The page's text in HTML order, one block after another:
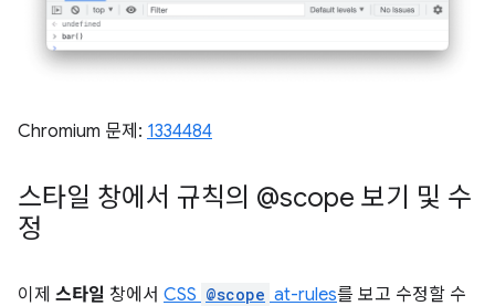
Chromium 문제: 1334484
스타일 창에서 규칙의 @scope 보기 및 수
정
이제 스타일 창에서 CSS @scope at-rules를 보고 수정할 수